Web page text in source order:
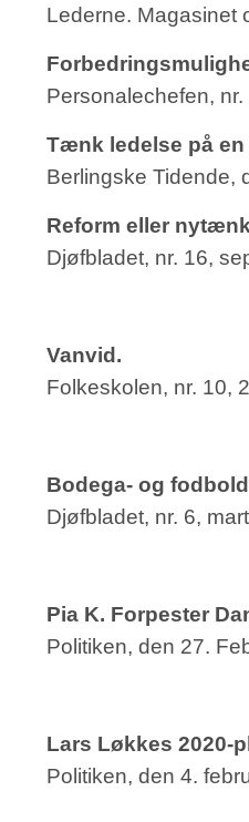
Lederne. Magasinet
Personalechefen,
Tænk ledelse på en
Berlingske Tidende,
Reform eller
Djøfbladet, nr. 16,
Vanvid.
Folkeskolen, nr. 10,
Bodega- og
Djøfbladet, nr. 6,
Pia K. Forpester
Politiken, den 27.
Lars Løkkes 2020-
Politiken, den 4.